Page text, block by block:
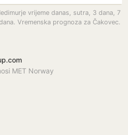
vrijeme danas, sutra, 3 dana, 7
Vremenska prognoza za Čakovec.
MET Norway